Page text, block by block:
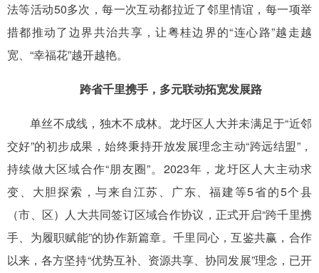
法等活动50多次，每一次互动都拉近了邻里情谊，每一项举
措都推动了边界共治共享，让粤桂边界的“连心路”越走越
宽、“幸福花”越开越艳。
跨省千里携手，多元联动拓宽发展路
单丝不成线，独木不成林。龙圩区人大并未满足于“近邻
交好”的初步成果，始终秉持开放发展理念主动“跨远结盟”，
持续做大区域合作“朋友圈”。2023年，龙圩区人大主动求
变、大胆探索，与来自江苏、广东、福建等5省的5个县
（市、区）人大共同签订区域合作协议，正式开启“跨千里携
手、为履职赋能”的协作新篇章。千里同心，互鉴共赢，合作
以来，各方坚持“优势互补、资源共享、协同发展”理念，已开